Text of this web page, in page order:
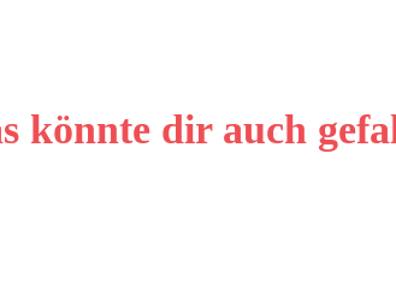
könnte dir auch